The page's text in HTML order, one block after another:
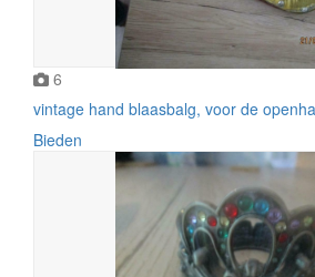
6
vintage hand blaasbalg, voor de
Bieden